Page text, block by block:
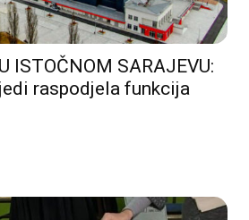
ISTOČNOM SARAJEVU:
raspodjela funkcija